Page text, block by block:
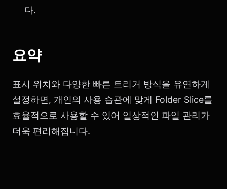
다.
요약
표시 위치와 다양한 빠른 트리거 방식을 유연하게
설정하면, 개인의 사용 습관에 맞게 Folder Slice를
효율적으로 사용할 수 있어 일상적인 파일 관리가
더욱 편리해집니다.